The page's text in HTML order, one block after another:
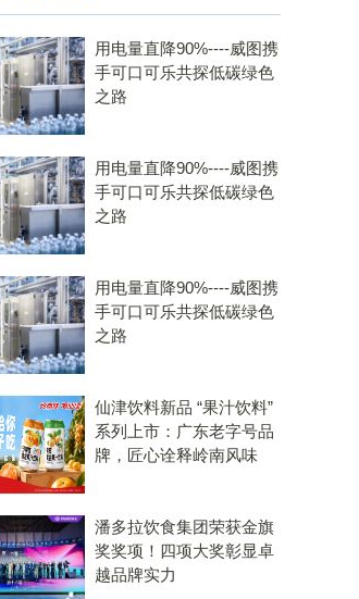
用电量直降90%----威图携
手可口可乐共探低碳绿色
之路
用电量直降90%----威图携
手可口可乐共探低碳绿色
之路
用电量直降90%----威图携
手可口可乐共探低碳绿色
之路
仙津饮料新品 “果汁饮料”
系列上市：广东老字号品
牌，匠心诠释岭南风味
潘多拉饮食集团荣获金旗
奖奖项！四项大奖彰显卓
越品牌实力